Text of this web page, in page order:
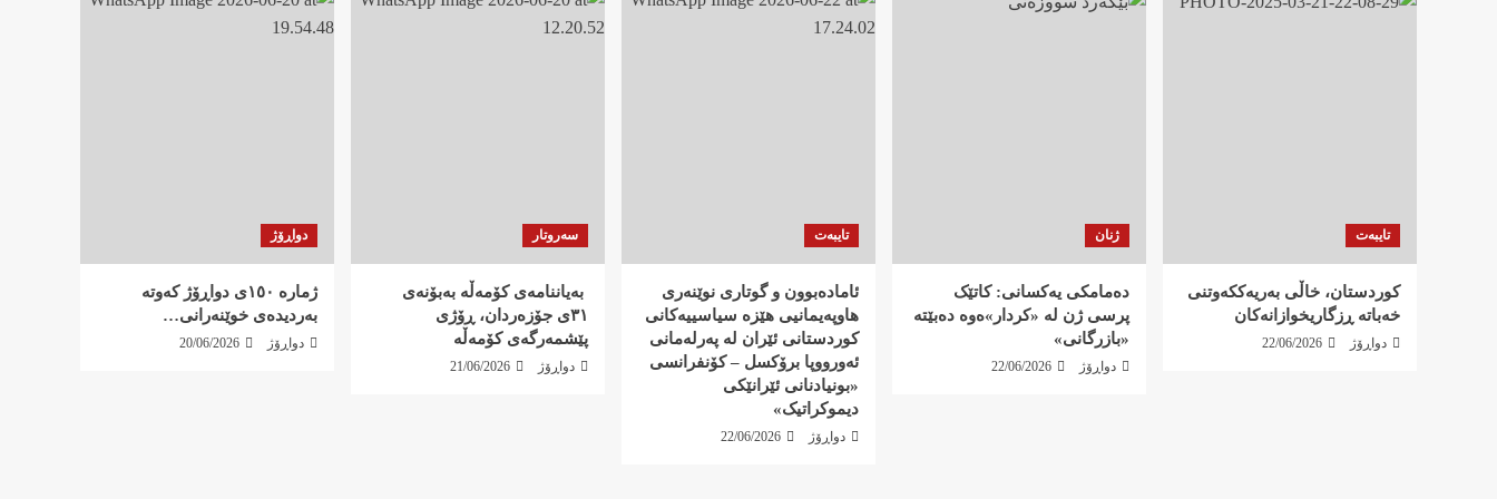
تایبەت
کوردستان، خاڵی بەریەککەوتنی
خەباتە ڕزگاریخوازانەکان
دواڕۆژ 22/06/2026
ژنان
دەمامکی یەکسانی: کاتێک
پرسی ژن لە «کردار»ەوە دەبێتە
«بازرگانی»
دواڕۆژ 22/06/2026
تایبەت
ئامادەبوون و گوتاری نوێنەری
هاوپەیمانیی هێزە سیاسییەکانی
کوردستانی ئێران لە پەرلەمانی
ئەورووپا برۆکسل – کۆنفرانسی
«بونیادنانی ئێرانێکی
دیموکراتیک»
دواڕۆژ 22/06/2026
سەروتار
‍ بەیاننامەی کۆمەڵە بەبۆنەی
٣١ی جۆزەردان، ڕۆژی
پێشمەرگەی کۆمەڵە
دواڕۆژ 21/06/2026
دواڕۆژ
ژمارە ١٥٠ی دواڕۆژ کەوتە
بەردیدەی خوێنەرانی…
دواڕۆژ 20/06/2026